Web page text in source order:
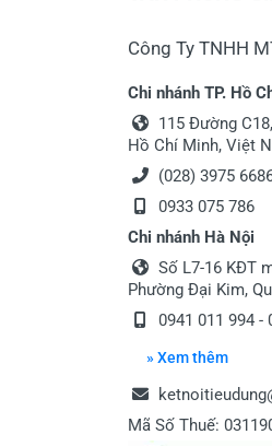
Công Ty TNHH
Chi nhánh TP. Hồ
115 Đường
Hồ Chí Minh, Việt
(028) 3975
0933 075 786
Chi nhánh Hà Nội
Số L7-16 KĐT
Phường Đại Kim,
0941 011 994 -
» Xem thêm
Mã Số Thuế: